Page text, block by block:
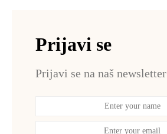
Prijavi se
Prijavi se na naš newsletter